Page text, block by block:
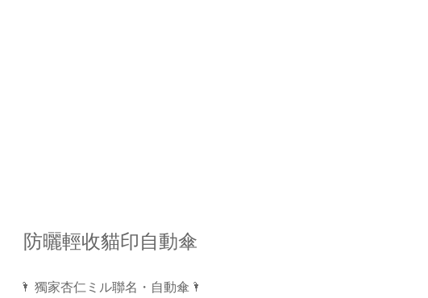
防曬輕收貓印自動傘
🌂 獨家杏仁ミル聯名・自動傘🌂